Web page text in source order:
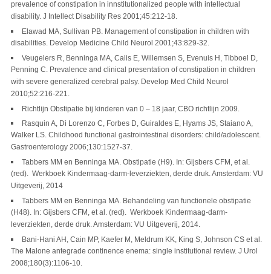
prevalence of constipation in innstitutionalized people with intellectual
disability. J Intellect Disability Res 2001;45:212-18.
Elawad MA, Sullivan PB. Management of constipation in children with
disabilities. Develop Medicine Child Neurol 2001;43:829-32.
Veugelers R, Benninga MA, Calis E, Willemsen S, Evenuis H, Tibboel D,
Penning C. Prevalence and clinical presentation of constipation in children
with severe generalized cerebral palsy. Develop Med Child Neurol
2010;52:216-221.
Richtlijn Obstipatie bij kinderen van 0 – 18 jaar, CBO richtlijn 2009.
Rasquin A, Di Lorenzo C, Forbes D, Guiraldes E, Hyams JS, Staiano A,
Walker LS. Childhood functional gastrointestinal disorders: child/adolescent.
Gastroenterology 2006;130:1527-37.
Tabbers MM en Benninga MA. Obstipatie (H9). In: Gijsbers CFM, et al.
(red). Werkboek Kindermaag-darm-leverziekten, derde druk. Amsterdam: VU
Uitgeverij, 2014
Tabbers MM en Benninga MA. Behandeling van functionele obstipatie
(H48). In: Gijsbers CFM, et al. (red). Werkboek Kindermaag-darm-
leverziekten, derde druk. Amsterdam: VU Uitgeverij, 2014.
Bani-Hani AH, Cain MP, Kaefer M, Meldrum KK, King S, Johnson CS et al.
The Malone antegrade continence enema: single institutional review. J Urol
2008;180(3):1106-10.